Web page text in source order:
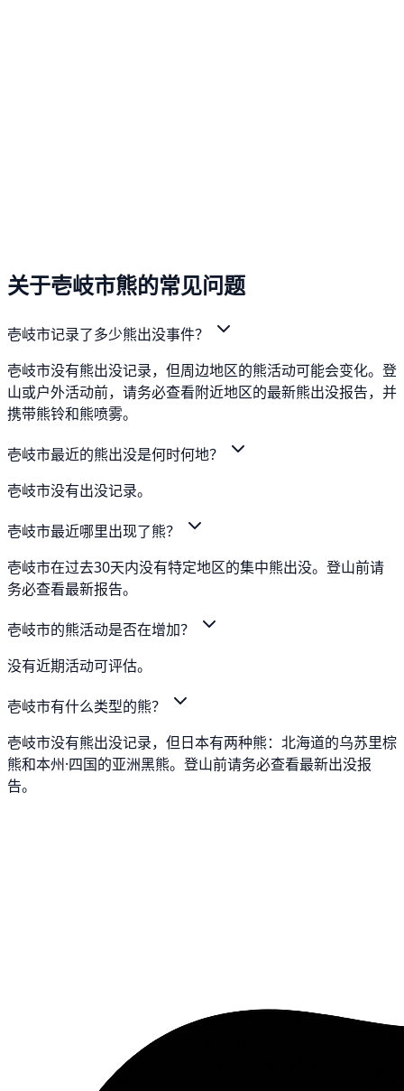
关于壱岐市熊的常见问题
壱岐市记录了多少熊出没事件？
壱岐市没有熊出没记录，但周边地区的熊活动可能会变化。登
山或户外活动前，请务必查看附近地区的最新熊出没报告，并
携带熊铃和熊喷雾。
壱岐市最近的熊出没是何时何地？
壱岐市没有出没记录。
壱岐市最近哪里出现了熊？
壱岐市在过去30天内没有特定地区的集中熊出没。登山前请
务必查看最新报告。
壱岐市的熊活动是否在增加？
没有近期活动可评估。
壱岐市有什么类型的熊？
壱岐市没有熊出没记录，但日本有两种熊：北海道的乌苏里棕
熊和本州·四国的亚洲黑熊。登山前请务必查看最新出没报
告。